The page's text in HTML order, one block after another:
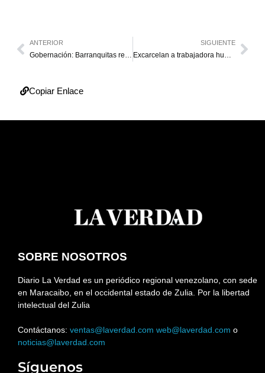
ANTERIOR
Gobernación: Barranquitas retorna a la normalidad tras atención de emergencia
SIGUIENTE
Excarcelan a trabajadora humanitaria Edni López tras 5 días detenida
Copiar Enlace
SOBRE NOSOTROS
Diario La Verdad es un periódico regional venezolano, con sede
en Maracaibo, en el occidental estado de Zulia. Por la libertad
intelectual del Zulia
Contáctanos: ventas@laverdad.com web@laverdad.com o
noticias@laverdad.com
Síguenos